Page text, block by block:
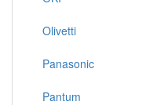
Olivetti
Panasonic
Pantum